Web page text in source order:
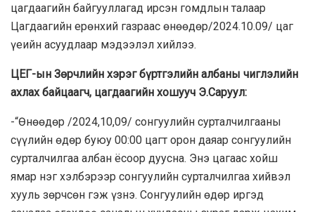
цагдаагийн байгууллагад ирсэн гомдлын талаар
Цагдаагийн ерөнхий газраас өнөөдөр/2024.10.09/ цаг
үеийн асуудлаар мэдээлэл хийлээ.
ЦЕГ-ын Зөрчлийн хэрэг бүртгэлийн албаны чиглэлийн
ахлах байцаагч, цагдаагийн хошууч Э.Саруул:
-“Өнөөдөр /2024,10,09/ сонгуулийн сурталчилгааны
сүүлийн өдөр буюу 00:00 цагт орон даяар сонгуулийн
сурталчилгаа албан ёсоор дуусна. Энэ цагаас хойш
ямар нэг хэлбэрээр сонгуулийн сурталчилгаа хийвэл
хууль зөрчсөн гэж үзнэ. Сонгуулийн өдөр иргэд